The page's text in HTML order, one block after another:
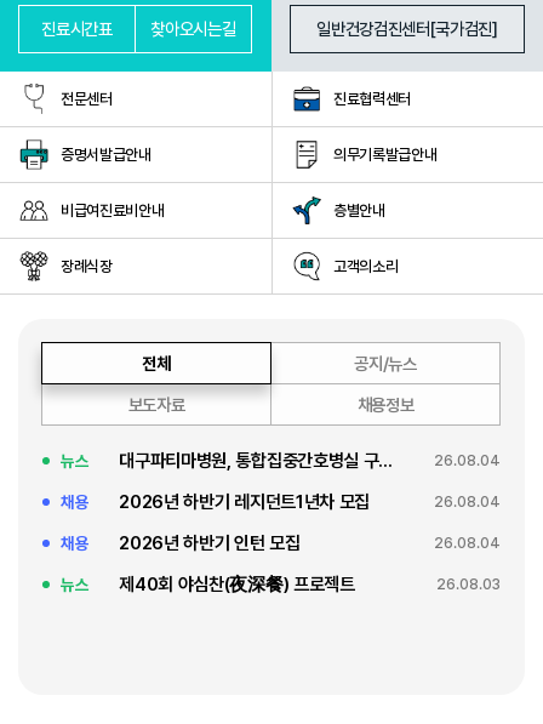
진료시간표 찾아오시는길 일반건강검진센터[국가검진]
전문센터 진료협력센터
증명서발급안내 의무기록발급안내
비급여진료비안내 층별안내
장례식장 고객의소리
전체
뉴스 대구파티마병원, 통합집중간호병실 구축 축복식 26.08.04
채용 2026년 하반기 레지던트1년차 모집 26.08.04
채용 2026년 하반기 인턴 모집 26.08.04
뉴스 제40회 야심찬(夜深餐) 프로젝트 26.08.03
공지/뉴스
보도자료
채용정보